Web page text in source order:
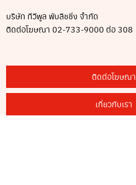
บริษัท ทีวีพูล พับลิชชิ่ง จำกัด
ติดต่อโฆษณา 02-733-9000 ต่อ 308
ติดต่อโฆษณา
เกี่ยวกับเรา